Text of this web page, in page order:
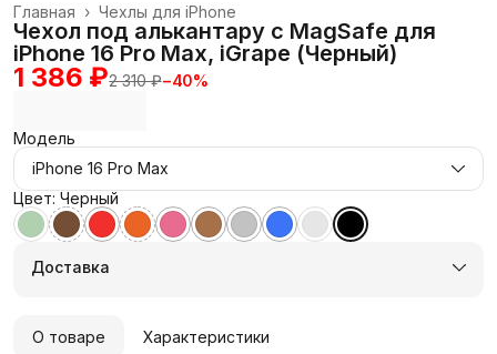
Чехлы для iPhone
Главная ›
Чехол под алькантару с MagSafe для
iPhone 16 Pro Max, iGrape (Черный)
1 386 ₽2 310 ₽−40%
Модель
iPhone 16 Pro Max
Цвет: Черный
Доставка
О товаре Характеристики